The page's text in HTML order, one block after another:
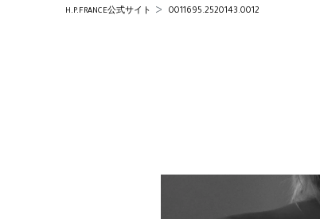
H.P.FRANCE公式サイト 0011695.2520143.0012